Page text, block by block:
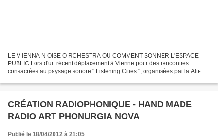
LE V IENNA N OISE O RCHESTRA OU COMMENT SONNER L'ESPACE
PUBLIC Lors d'un récent déplacement à Vienne pour des rencontres
consacrées au paysage sonore " Listening Cities ", organisées par la Alte
CRÉATION RADIOPHONIQUE - HAND MADE
RADIO ART PHONURGIA NOVA
Publié le 18/04/2012 à 21:05